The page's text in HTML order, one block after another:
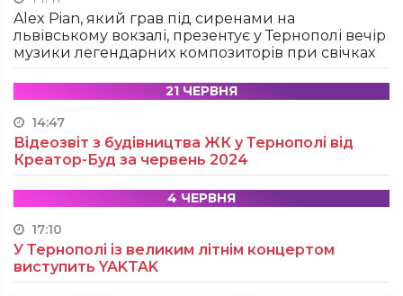
Alex Pian, який грав під сиренами на
львівському вокзалі, презентує у Тернополі вечір
музики легендарних композиторів при свічках
21 ЧЕРВНЯ
14:47
Відеозвіт з будівництва ЖК у Тернополі від
Креатор-Буд за червень 2024
4 ЧЕРВНЯ
17:10
У Тернополі із великим літнім концертом
виступить YAKTAK